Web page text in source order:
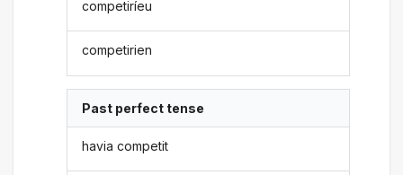
competiríeu
competirien
Past perfect tense
havia competit